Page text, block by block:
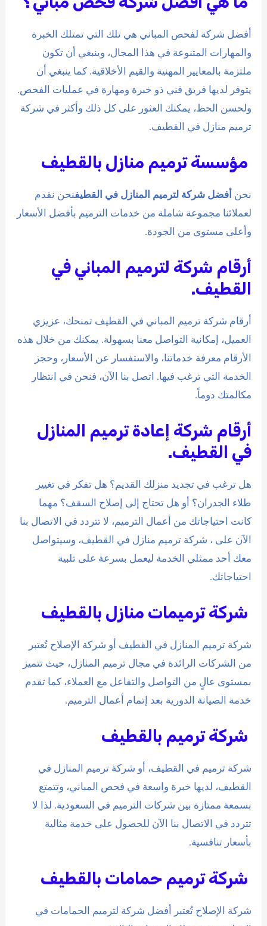
أفضل شركة لفحص المباني هي تلك التي تمتلك الخبرة
والمهارات المتنوعة في هذا المجال، وينبغي أن تكون
ملتزمة بالمعايير المهنية والقيم الأخلاقية. كما ينبغي أن
يتوفر لديها فريق فني ذو خبرة ومهارة في عمليات الفحص.
ولحسن الحظ، يمكنك العثور على كل ذلك وأكثر في شركة
ترميم منازل في القطيف.
مؤسسة ترميم منازل بالقطيف
نحنأفضل شركة لترميم المنازل في القطيفنحن نقدم
لعملائنا مجموعة شاملة من خدمات الترميم بأفضل الأسعار
وأعلى مستوى من الجودة.
أرقام شركة لترميم المباني في
القطيف.
أرقام شركة ترميم المباني في القطيف تمنحك، عزيزي
العميل، إمكانية التواصل معنا بسهولة. يمكنك من خلال هذه
الأرقام معرفة خدماتنا، والاستفسار عن الأسعار، وحجز
الخدمة التي ترغب فيها. اتصل بنا الآن، فنحن في انتظار
مكالمتك دوماً.
أرقام شركة إعادة ترميم المنازل
في القطيف.
هل ترغب في تجديد منزلك القديم؟ هل تفكر في تغيير
طلاء الجدران؟ أو هل تحتاج إلى إصلاح السقف؟ مهما
كانت احتياجاتك من أعمال الترميم، لا تتردد في الاتصال بنا
الآن على ، شركة ترميم منازل في القطيف، وسيتواصل
معك أحد ممثلي الخدمة ليعمل بسرعة على تلبية
احتياجاتك.
شركة ترميمات منازل بالقطيف
شركة ترميم المنازل في القطيف أو شركة الإصلاح تُعتبر
من الشركات الرائدة في مجال ترميم المنازل، حيث تتميز
بمستوى عالٍ من التواصل والتفاعل مع العملاء، كما تقدم
خدمة الصيانة الدورية بعد إتمام أعمال الترميم.
شركة ترميم بالقطيف
شركة ترميم في القطيف، أو شركة ترميم المنازل في
القطيف، لديها خبرة واسعة في فحص المباني، وتتمتع
بسمعة ممتازة بين شركات الترميم في السعودية. لذا لا
تتردد في الاتصال بنا الآن للحصول على خدمة مثالية
بأسعار تنافسية.
شركة ترميم حمامات بالقطيف
شركة الإصلاح تُعتبر أفضل شركة لترميم الحمامات في